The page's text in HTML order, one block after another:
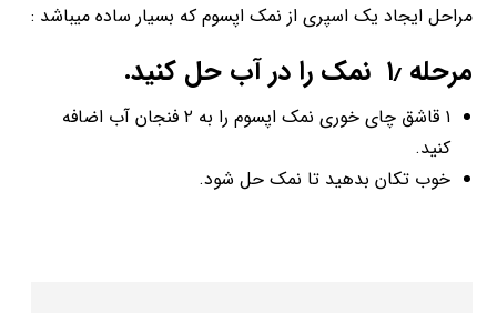
مراحل ایجاد یک اسپری از نمک اپسوم که بسیار ساده میباشد :
مرحله ۱٫ نمک را در آب حل کنید.
۱ قاشق چای خوری نمک اپسوم را به ۲ فنجان آب اضافه
کنید.
خوب تکان بدهید تا نمک حل شود.